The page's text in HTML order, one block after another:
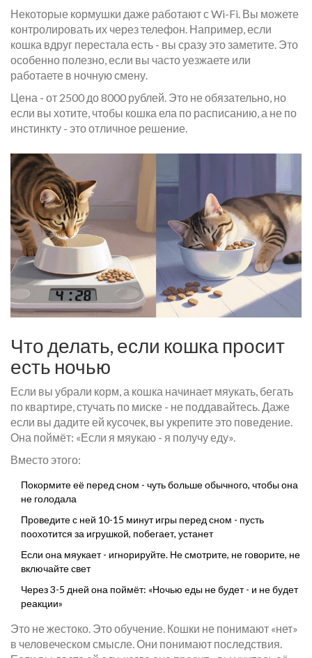
Некоторые кормушки даже работают с Wi-Fi. Вы можете
контролировать их через телефон. Например, если
кошка вдруг перестала есть - вы сразу это заметите. Это
особенно полезно, если вы часто уезжаете или
работаете в ночную смену.
Цена - от 2500 до 8000 рублей. Это не обязательно, но
если вы хотите, чтобы кошка ела по расписанию, а не по
инстинкту - это отличное решение.
Что делать, если кошка просит
есть ночью
Если вы убрали корм, а кошка начинает мяукать, бегать
по квартире, стучать по миске - не поддавайтесь. Даже
если вы дадите ей кусочек, вы укрепите это поведение.
Она поймёт: «Если я мяукаю - я получу еду».
Вместо этого:
Покормите её перед сном - чуть больше обычного, чтобы она
не голодала
Проведите с ней 10-15 минут игры перед сном - пусть
поохотится за игрушкой, побегает, устанет
Если она мяукает - игнорируйте. Не смотрите, не говорите, не
включайте свет
Через 3-5 дней она поймёт: «Ночью еды не будет - и не будет
реакции»
Это не жестоко. Это обучение. Кошки не понимают «нет»
в человеческом смысле. Они понимают последствия.